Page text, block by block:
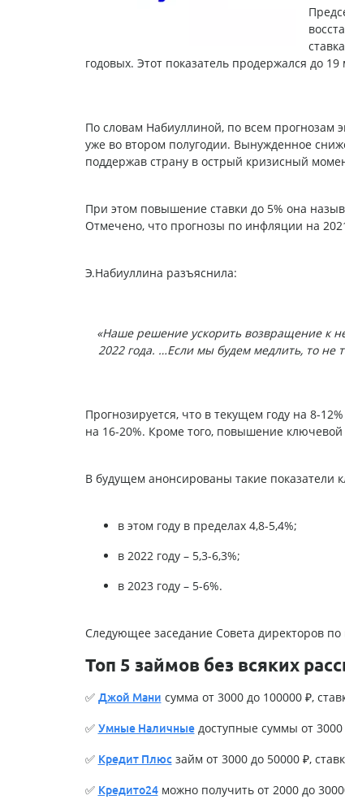
годовых. Этот показатель продержался до 19
По словам Набиуллиной, по всем прогнозам
уже во втором полугодии. Вынужденное
поддержав страну в острый кризисный
При этом повышение ставки до 5% она
Отмечено, что прогнозы по инфляции на
Э.Набиуллина разъяснила:
«Наше решение ускорить возвращение к
2022 года. …Если мы будем медлить, то не
Прогнозируется, что в текущем году на 8-
на 16-20%. Кроме того, повышение
В будущем анонсированы такие показатели
в этом году в пределах 4,8-5,4%;
в 2022 году – 5,3-6,3%;
в 2023 году – 5-6%.
Следующее заседание Совета директоров
Топ 5 займов без всяких
✅ Джой Мани сумма от 3000 до 100000 ₽,
✅ Умные Наличныедоступные суммы от 3000
✅ Кредит Плюсзайм от 3000 до 50000 ₽,
✅ Кредито24можно получить от 2000 до